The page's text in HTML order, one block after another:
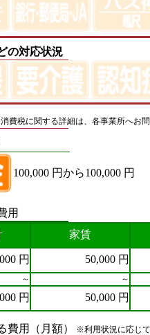
の対応状況
費税に関する詳細は、各事業所へお
100,000 円から100,000 円
用
家賃
円 50,000 円
～ ～
円 50,000 円
用（月額） ※利用状況に応じ